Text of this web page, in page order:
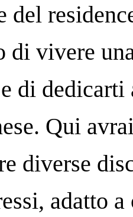
del
di vivere
di
Qui
diverse
adatto